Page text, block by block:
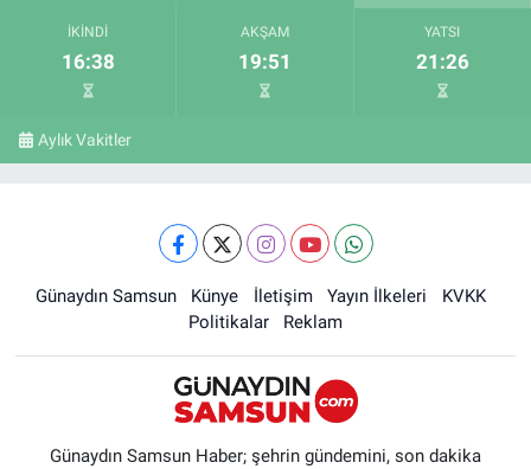
İKINDI
16:38
AKŞAM
19:51
YATSI
21:26
Aylık Vakitler
Günaydın Samsun Künye İletişim Yayın İlkeleri
KVKK
Politikalar
Reklam
Günaydın Samsun Haber; şehrin gündemini, son dakika